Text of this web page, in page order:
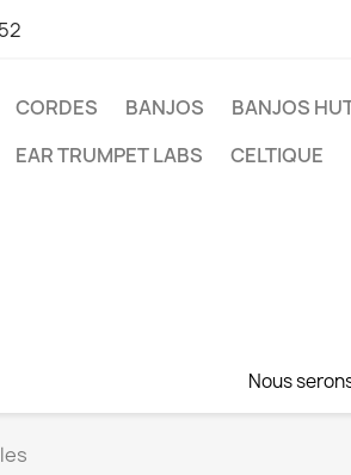
CORDES BANJOS BANJOS
EAR TRUMPET LABS
CELTIQUE
Nous